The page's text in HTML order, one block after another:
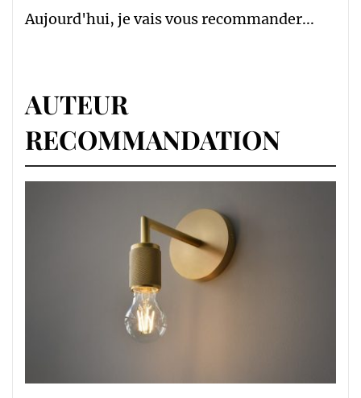
Aujourd'hui, je vais vous recommander...
AUTEUR
RECOMMANDATION